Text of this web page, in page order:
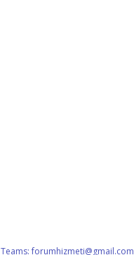
Teams:forumhizmeti@gmail.com